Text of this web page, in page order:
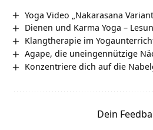
Yoga Video „Nakarasana
Dienen und Karma Yoga –
Klangtherapie im
Agape, die uneingennützige
Konzentriere dich auf die
Dein